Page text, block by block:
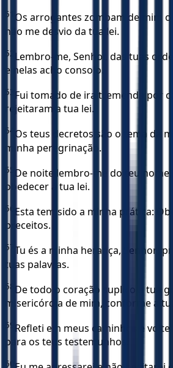
51
Os arrogantes zombam de mim
não me desvio da tua lei.
52 Lembro-me, Senhor, das tuas
e nelas acho consolo.
53 Fui tomado de ira tremenda por
rejeitaram a tua lei.
54 Os teus decretos são o tema da
minha peregrinação.
55 De noite lembro-me do teu nome,
obedecer à tua lei.
56 Esta tem sido a minha prática:
preceitos.
57 Tu és a minha herança, Senhor;
tuas palavras.
58 De todo o coração suplico a tua
misericórdia de mim, conforme a
59 Refleti em meus caminhos e
para os teus testemunhos.
60